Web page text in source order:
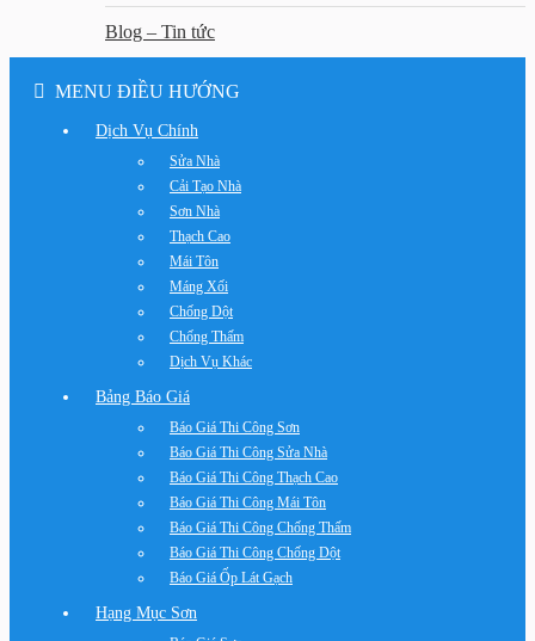
Blog – Tin tức
MENU ĐIỀU HƯỚNG
Dịch Vụ Chính
Sửa Nhà
Cải Tạo Nhà
Sơn Nhà
Thạch Cao
Mái Tôn
Máng Xối
Chống Dột
Chống Thấm
Dịch Vụ Khác
Bảng Báo Giá
Báo Giá Thi Công Sơn
Báo Giá Thi Công Sửa Nhà
Báo Giá Thi Công Thạch Cao
Báo Giá Thi Công Mái Tôn
Báo Giá Thi Công Chống Thấm
Báo Giá Thi Công Chống Dột
Báo Giá Ốp Lát Gạch
Hạng Mục Sơn